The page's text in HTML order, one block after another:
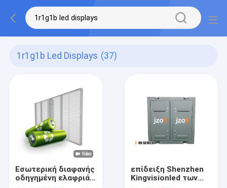
1r1g1b Led Displays (37)
Εσωτερική διαφανής
οδηγημένη ελαφριά
επίδειξη Shenzhen
Kingvisionled των